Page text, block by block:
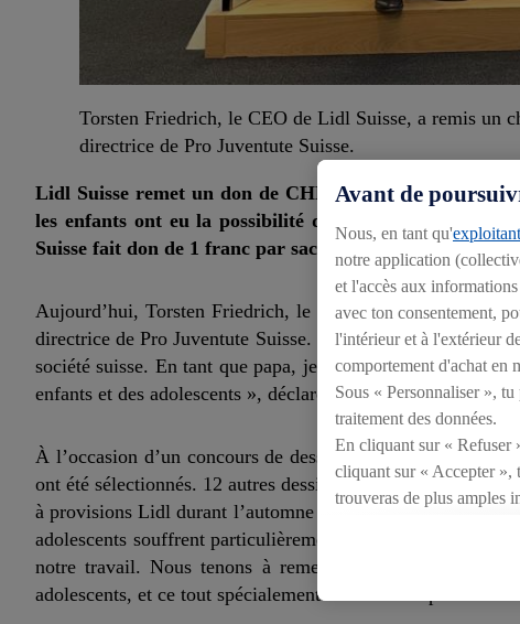
Torsten Friedrich, le CEO de Lidl Suisse, a remis un
directrice de Pro Juventute Suisse.
Lidl Suisse remet un don de CHF 50 000 à Pro
les enfants ont eu la possibilité d’envoyer leurs
Suisse fait don de 1 franc par sac vendu.
Aujourd’hui, Torsten Friedrich, le CEO de Lidl Suisse, a
directrice de Pro Juventute Suisse. «En tant que détaillant
société suisse. En tant que papa, je suis particulièrement
enfants et des adolescents », déclare Torsten Friedrich.
À l’occasion d’un concours de dessin, les enfants ont pu
ont été sélectionnés. 12 autres dessins ont également été
à provisions Lidl durant l’automne 2021. Aujourd’hui, Lidl
adolescents souffrent particulièrement de la situation dans
notre travail. Nous tenons à remercier vivement Lidl
adolescents, et ce tout spécialement dans ces temps
Avant de
Nous, en tant qu'
notre application
et l'accès aux
avec ton consentement,
l'intérieur et à l'extérieur
comportement d'achat en
Sous « Personnaliser »,
traitement des données.
En cliquant sur « Refuser
cliquant sur « Accepter »,
trouveras de plus amples